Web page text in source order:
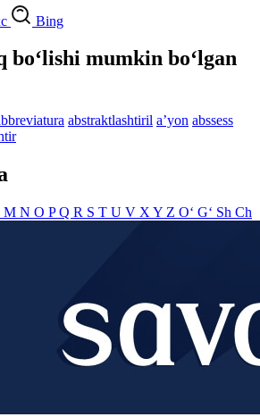
Bing
bo‘lishi mumkin bo‘lgan
abstraktlashtiril aʼyon abssess
M N O PQ R S T U V X Y Z O‘ G‘ Sh Ch